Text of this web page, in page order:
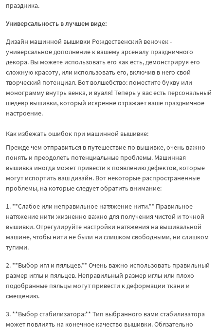
праздника.
Универсальность в лучшем виде:
Дизайн машинной вышивки Рождественский веночек -
универсальное дополнение к вашему арсеналу праздничного
декора. Вы можете использовать его как есть, демонстрируя его
сложную красоту, или использовать его, включив в него свой
творческий потенциал. Вот волшебство: поместите букву или
монограмму внутрь венка, и вуаля! Теперь у вас есть персональный
шедевр вышивки, который искренне отражает ваше праздничное
настроение.
Как избежать ошибок при машинной вышивке:
Прежде чем отправиться в путешествие по вышивке, очень важно
понять и преодолеть потенциальные проблемы. Машинная
вышивка иногда может привести к появлению дефектов, которые
могут испортить ваш дизайн. Вот некоторые распространенные
проблемы, на которые следует обратить внимание:
1. **Слабое или неправильное натяжение нити.** Правильное
натяжение нити жизненно важно для получения чистой и точной
вышивки. Отрегулируйте настройки натяжения на вышивальной
машине, чтобы нити не были ни слишком свободными, ни слишком
тугими.
2. **Выбор игл и пяльцев.** Очень важно использовать правильный
размер иглы и пяльцев. Неправильный размер иглы или плохо
подобранные пяльцы могут привести к деформации ткани и
смещению.
3. **Выбор стабилизатора:** Тип выбранного вами стабилизатора
может повлиять на конечное качество вышивки. Обязательно